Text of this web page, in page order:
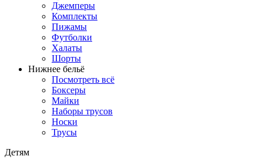
Джемперы
Комплекты
Пижамы
Футболки
Халаты
Шорты
Нижнее бельё
Посмотреть всё
Боксеры
Майки
Наборы трусов
Носки
Трусы
Детям